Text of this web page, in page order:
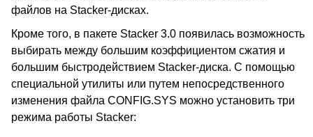
файлов на Stacker-дисках.
Кроме того, в пакете Stacker 3.0 появилась возможность
выбирать между большим коэффициентом сжатия и
большим быстродействием Stacker-диска. С помощью
специальной утилиты или путем непосредственного
изменения файла CONFIG.SYS можно установить три
режима работы Stacker: